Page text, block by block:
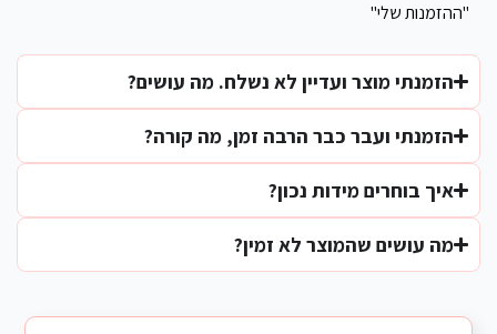
"ההזמנות שלי"
הזמנתי מוצר ועדיין לא נשלח. מה עושים?
הזמנתי ועבר כבר הרבה זמן, מה קורה?
איך בוחרים מידות נכון?
מה עושים שהמוצר לא זמין?